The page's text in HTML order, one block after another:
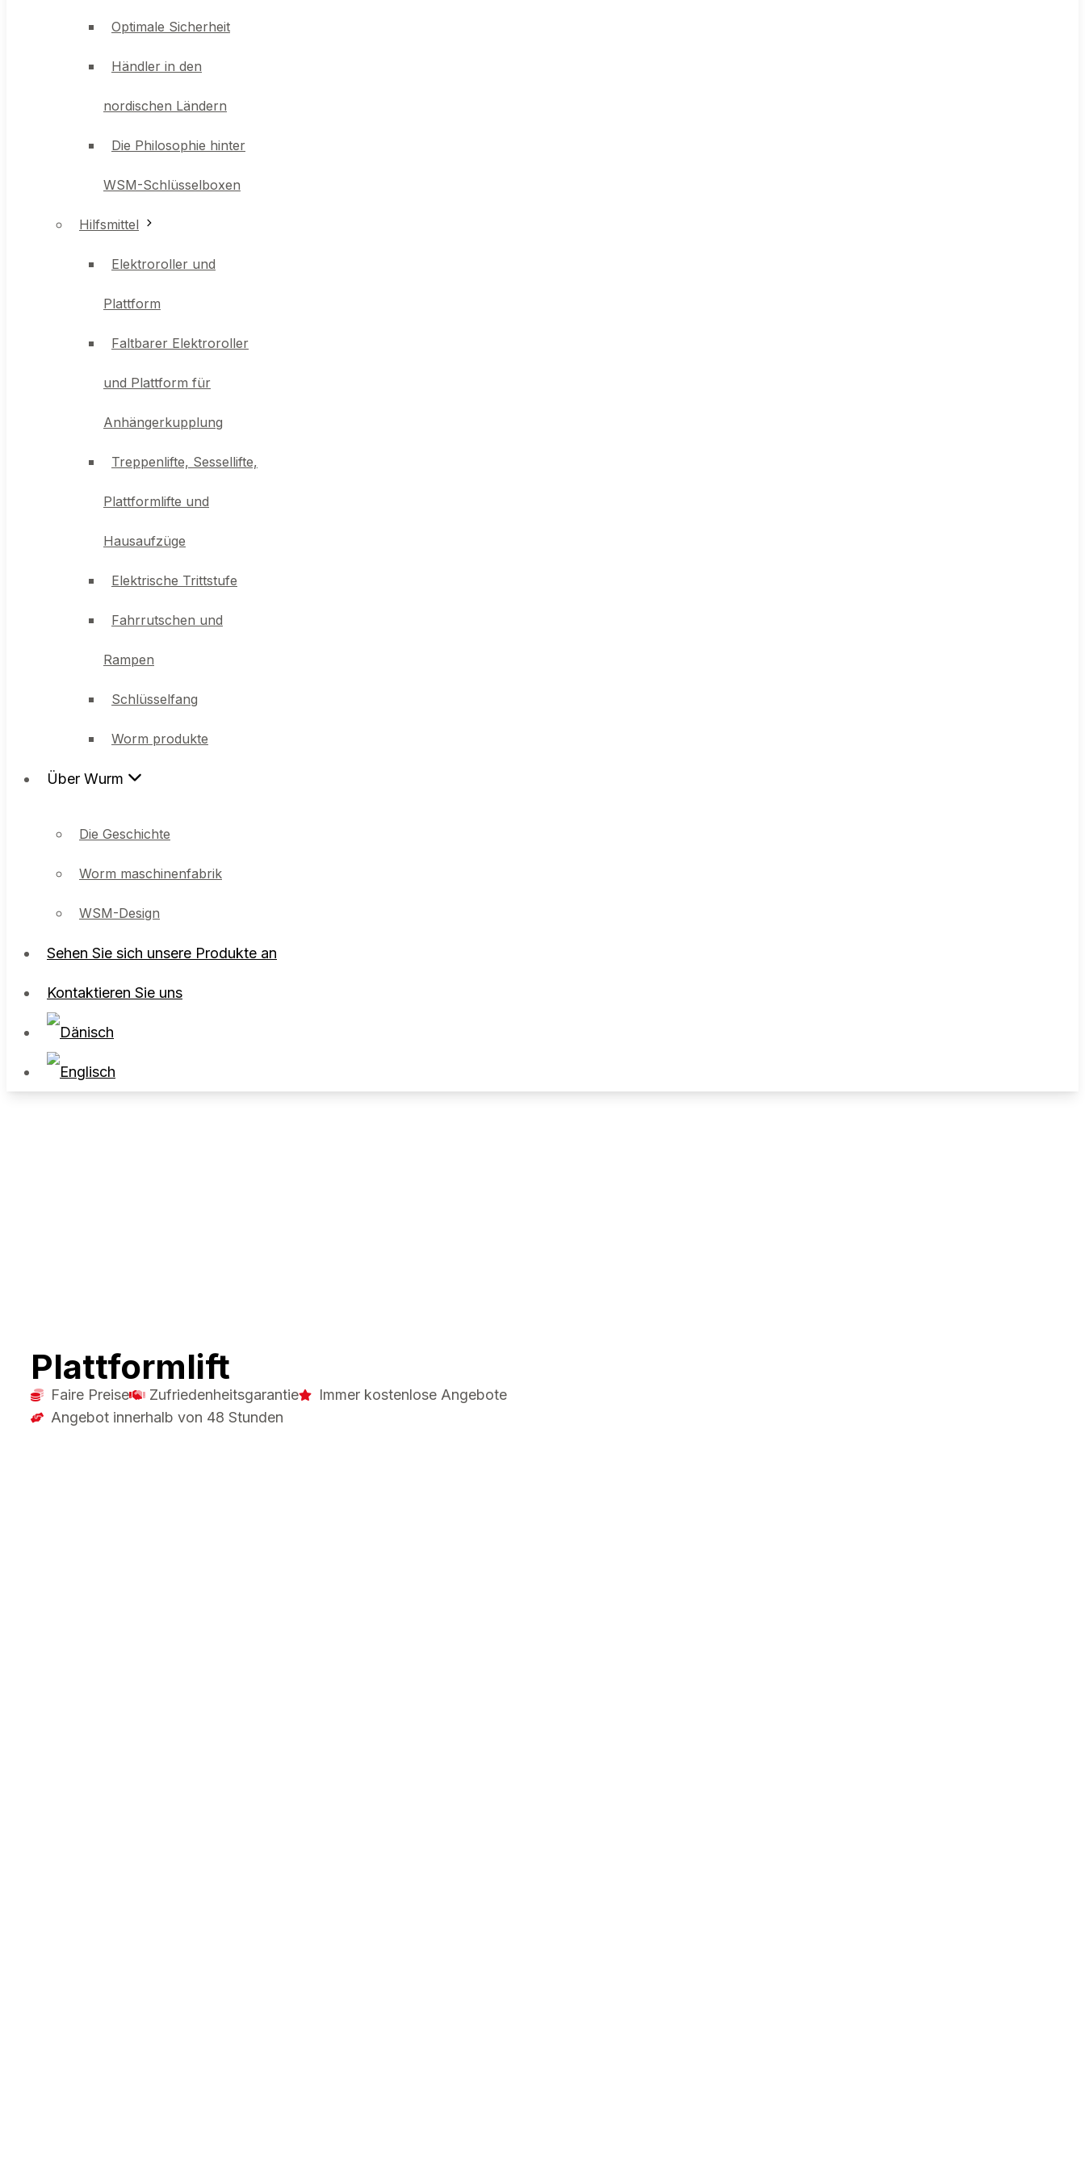
Händler in den
nordischen Ländern
Die Philosophie hinter
WSM-Schlüsselboxen
Hilfsmittel
Elektroroller und
Plattform
Faltbarer Elektroroller
und Plattform für
Anhängerkupplung
Treppenlifte, Sessellifte,
Plattformlifte und
Hausaufzüge
Elektrische Trittstufe
Fahrrutschen und
Rampen
Schlüsselfang
Worm produkte
Über Wurm
Worm maschinenfabrik
WSM-Design
Sehen Sie sich unsere Produkte an
Kontaktieren Sie uns
Optimale Sicherheit
Händler in den
nordischen Ländern
Die Philosophie hinter
WSM-Schlüsselboxen
Hilfsmittel
Elektroroller und
Plattform
Faltbarer Elektroroller
und Plattform für
Anhängerkupplung
Treppenlifte, Sessellifte,
Plattformlifte und
Hausaufzüge
Elektrische Trittstufe
Fahrrutschen und
Rampen
Schlüsselfang
Worm produkte
Über Wurm
Die Geschichte
Worm maschinenfabrik
WSM-Design
Sehen Sie sich unsere Produkte an
Kontaktieren Sie uns
Plattformlift
Faire Preise Zufriedenheitsgarantie
Immer kostenlose Angebote
Angebot innerhalb von 48 Stunden